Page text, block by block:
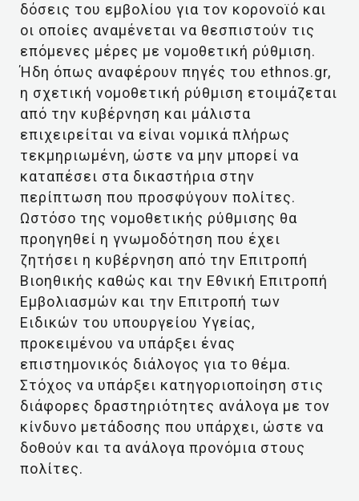
δόσεις του εμβολίου για τον κορονοϊό και
οι οποίες αναμένεται να θεσπιστούν τις
επόμενες μέρες με νομοθετική ρύθμιση.
Ήδη όπως αναφέρουν πηγές του ethnos.gr,
η σχετική νομοθετική ρύθμιση ετοιμάζεται
από την κυβέρνηση και μάλιστα
επιχειρείται να είναι νομικά πλήρως
τεκμηριωμένη, ώστε να μην μπορεί να
καταπέσει στα δικαστήρια στην
περίπτωση που προσφύγουν πολίτες.
Ωστόσο της νομοθετικής ρύθμισης θα
προηγηθεί η γνωμοδότηση που έχει
ζητήσει η κυβέρνηση από την Επιτροπή
Βιοηθικής καθώς και την Εθνική Επιτροπή
Εμβολιασμών και την Επιτροπή των
Ειδικών του υπουργείου Υγείας,
προκειμένου να υπάρξει ένας
επιστημονικός διάλογος για το θέμα.
Στόχος να υπάρξει κατηγοριοποίηση στις
διάφορες δραστηριότητες ανάλογα με τον
κίνδυνο μετάδοσης που υπάρχει, ώστε να
δοθούν και τα ανάλογα προνόμια στους
πολίτες.